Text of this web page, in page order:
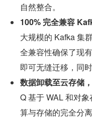
自然整合。
100% 完全兼容
大规模的 Kafka 集
全兼容性确保了现
即可无缝迁移，同
数据卸载至云存储
Q 基于 WAL 和对
算与存储的完全分